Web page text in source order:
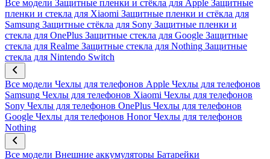
Все модели Защитные пленки и стёкла для Apple Защитные
пленки и стекла для Xiaomi Защитные пленки и стёкла для
Samsung Защитные стёкла для Sony Защитные пленки и
стекла для OnePlus Защитные стекла для Google Защитные
стекла для Realme Защитные стекла для Nothing Защитные
стекла для Nintendo Switch
Все модели Чехлы для телефонов Apple Чехлы для телефонов
Samsung Чехлы для телефонов Xiaomi Чехлы для телефонов
Sony Чехлы для телефонов OnePlus Чехлы для телефонов
Google Чехлы для телефонов Honor Чехлы для телефонов
Nothing
Все модели Внешние аккумуляторы Батарейки